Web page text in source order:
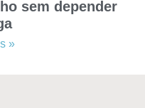
sem depender
»